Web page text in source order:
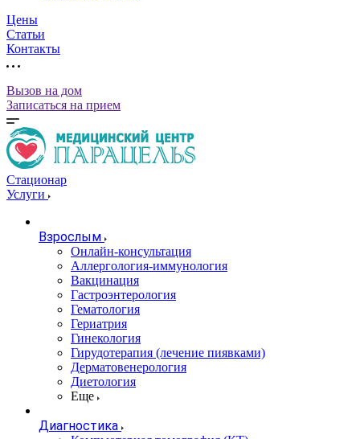
Цены
Статьи
Контакты
Вызов на дом
Записаться на прием
Стационар
Услуги
Взрослым
Онлайн-консультация
Аллергология-иммунология
Вакцинация
Гастроэнтерология
Гематология
Гериатрия
Гинекология
Гирудотерапия (лечение пиявками)
Дерматовенерология
Диетология
Еще
Диагностика